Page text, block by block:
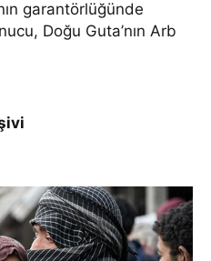
garantörlüğünde
Doğu Guta’nın Arb